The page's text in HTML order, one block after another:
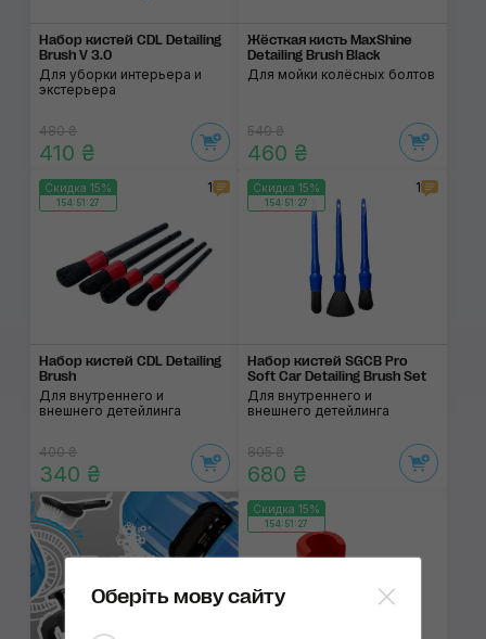
Набор кистей CDL Detailing
Brush V 3.0
Для уборки интерьера и
экстерьера
480 ₴
410 ₴
Жёсткая кисть MaxShine
Detailing Brush Black
Для мойки колёсных болтов
540 ₴
460 ₴
Скидка 15%
154:51:27
1
Набор кистей CDL Detailing
Brush
Для внутреннего и
внешнего детейлинга
400 ₴
340 ₴
Скидка 15%
154:51:27
1
Набор кистей SGCB Pro
Soft Car Detailing Brush Set
Для внутреннего и
внешнего детейлинга
805 ₴
680 ₴
Скидка 15%
154:51:27
Оберіть мову сайту